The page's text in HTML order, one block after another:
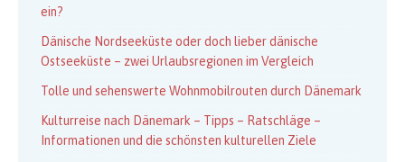
ein?
Dänische Nordseeküste oder doch lieber dänische
Ostseeküste – zwei Urlaubsregionen im Vergleich
Tolle und sehenswerte Wohnmobilrouten durch Dänemark
Kulturreise nach Dänemark – Tipps – Ratschläge –
Informationen und die schönsten kulturellen Ziele